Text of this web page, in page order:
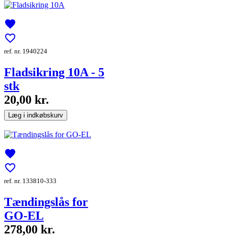
favorite
favorite_border
ref. nr. 1940224
Fladsikring 10A - 5
stk
20,00 kr.
Læg i indkøbskurv
favorite
favorite_border
ref. nr. 133810-333
Tændingslås for
GO-EL
278,00 kr.